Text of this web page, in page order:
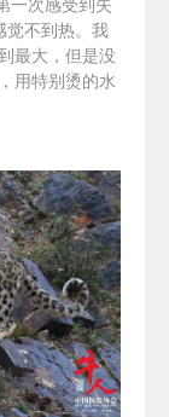
一次感受到失
觉不到热。我
最大，但是没
用特别烫的水